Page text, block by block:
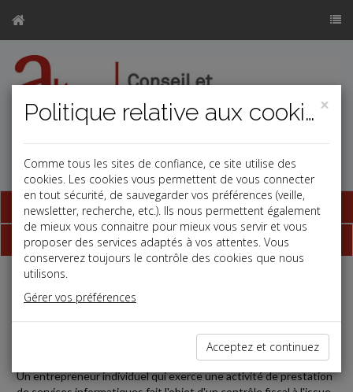
Base documentaire
Dépêches
Fiscal TPE
Date: 2025-09-25
Un entrepreneur individuel qui exerce une activité de prestation
×
Politique relative aux cookies
Comme tous les sites de confiance, ce site utilise des
cookies. Les cookies vous permettent de vous connecter
en tout sécurité, de sauvegarder vos préférences (veille,
newsletter, recherche, etc.). Ils nous permettent également
de mieux vous connaitre pour mieux vous servir et vous
proposer des services adaptés à vos attentes. Vous
conserverez toujours le contrôle des cookies que nous
utilisons.
Gérer vos préférences
Acceptez et continuez